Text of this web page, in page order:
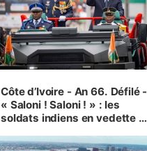
Côte d’Ivoire - An 66. Défilé -
« Saloni ! Saloni ! » : les
soldats indiens en vedette à